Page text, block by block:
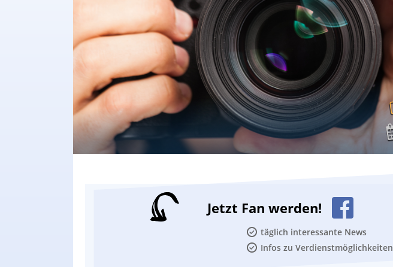
Jetzt Fan werden!
täglich interessante News
Infos zu Verdienstmöglichkeiten